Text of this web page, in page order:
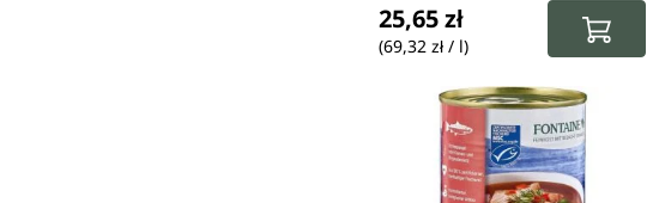
25,65 zł
(69,32 zł / l)